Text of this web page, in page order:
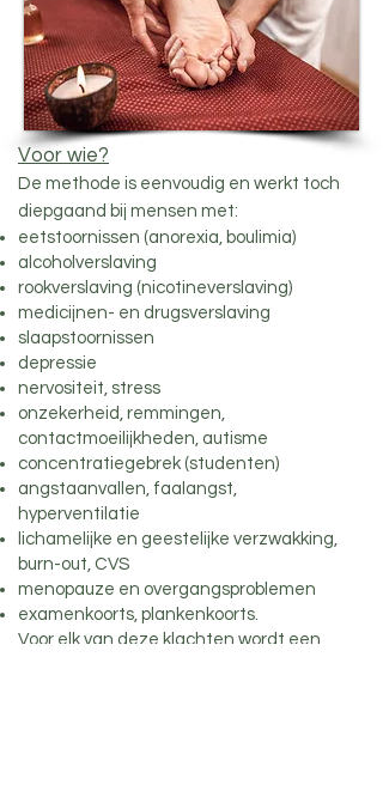
Voor wie?
De methode is eenvoudig en werkt toch
diepgaand bij mensen met:
eetstoornissen (anorexia, boulimia)
alcoholverslaving
rookverslaving (nicotineverslaving)
medicijnen- en drugsverslaving
slaapstoornissen
depressie
nervositeit, stress
onzekerheid, remmingen,
contactmoeilijkheden, autisme
concentratiegebrek (studenten)
angstaanvallen, faalangst,
hyperventilatie
lichamelijke en geestelijke verzwakking,
burn-out, CVS
menopauze en overgangsproblemen
examenkoorts, plankenkoorts.
Voor elk van deze klachten wordt een